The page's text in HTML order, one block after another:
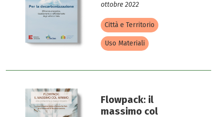
ottobre 2022
Città e Territorio
Uso Materiali
Flowpack: il
massimo col